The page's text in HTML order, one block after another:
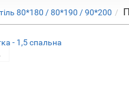
80*180 / 80*190 / 90*200